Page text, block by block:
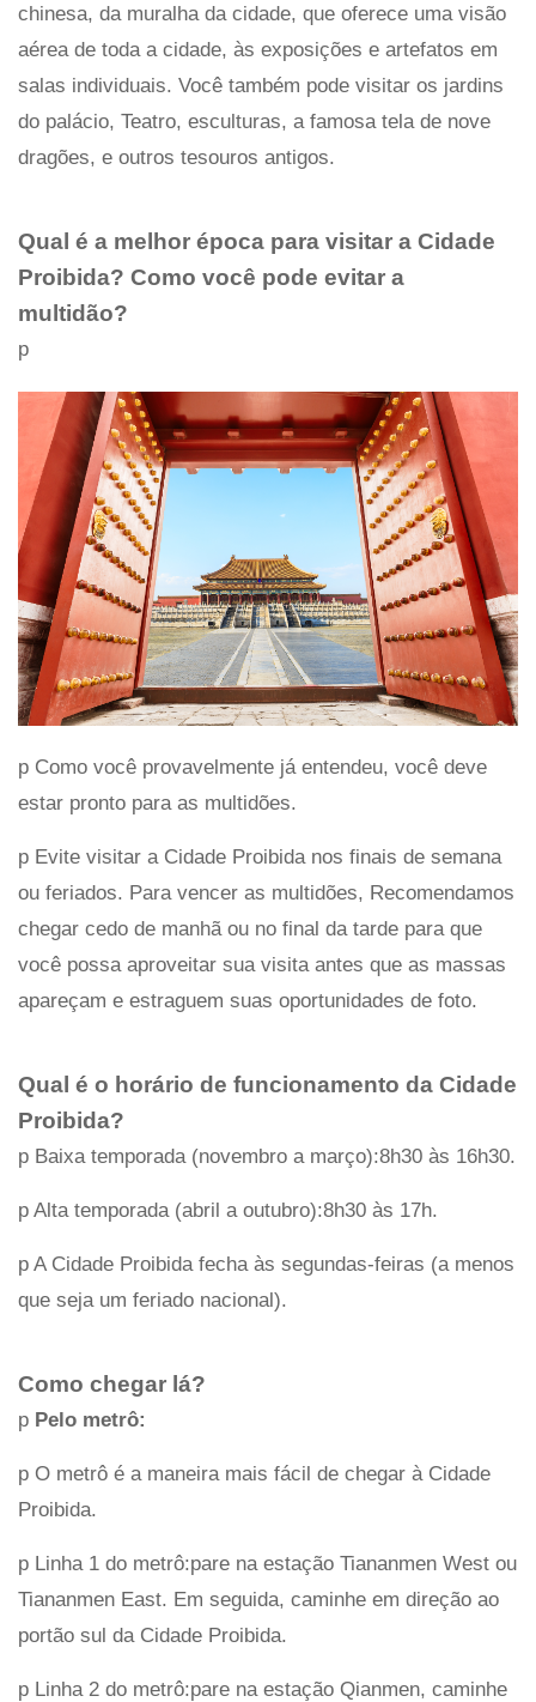
chinesa, da muralha da cidade, que oferece uma visão
aérea de toda a cidade, às exposições e artefatos em
salas individuais. Você também pode visitar os jardins
do palácio, Teatro, esculturas, a famosa tela de nove
dragões, e outros tesouros antigos.
Qual é a melhor época para visitar a Cidade
Proibida? Como você pode evitar a
multidão?
p
p Como você provavelmente já entendeu, você deve
estar pronto para as multidões.
p Evite visitar a Cidade Proibida nos finais de semana
ou feriados. Para vencer as multidões, Recomendamos
chegar cedo de manhã ou no final da tarde para que
você possa aproveitar sua visita antes que as massas
apareçam e estraguem suas oportunidades de foto.
Qual é o horário de funcionamento da Cidade
Proibida?
p Baixa temporada (novembro a março):8h30 às 16h30.
p Alta temporada (abril a outubro):8h30 às 17h.
p A Cidade Proibida fecha às segundas-feiras (a menos
que seja um feriado nacional).
Como chegar lá?
p Pelo metrô:
p O metrô é a maneira mais fácil de chegar à Cidade
Proibida.
p Linha 1 do metrô:pare na estação Tiananmen West ou
Tiananmen East. Em seguida, caminhe em direção ao
portão sul da Cidade Proibida.
p Linha 2 do metrô:pare na estação Qianmen, caminhe